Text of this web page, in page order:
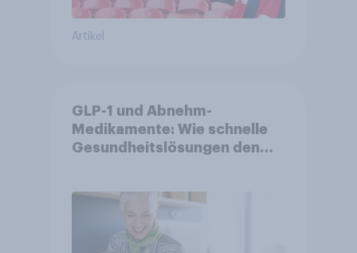
Artikel
GLP-1 und Abnehm-
Medikamente: Wie schnelle
Gesundheitslösungen den